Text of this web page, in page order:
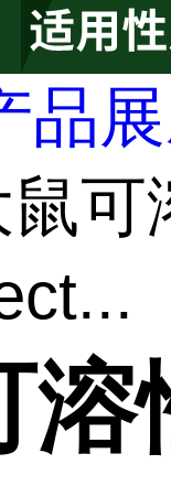
品
鼠可
溶